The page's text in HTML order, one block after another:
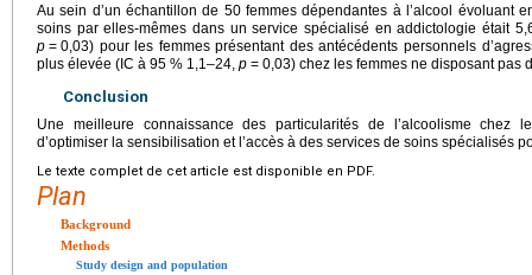
Au sein d’un échantillon de 50 femmes dépendantes à l’alcool évoluant
soins par elles-mêmes dans un service spécialisé en addictologie était
p = 0,03) pour les femmes présentant des antécédents personnels
plus élevée (IC à 95 % 1,1–24, p = 0,03) chez les femmes ne disposant pas
Conclusion
Une meilleure connaissance des particularités de l’alcoolisme chez
d’optimiser la sensibilisation et l’accès à des services de soins spécialisés
Le texte complet de cet article est disponible en PDF.
Plan
Background
Methods
Study design and population